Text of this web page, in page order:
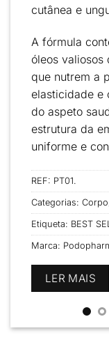
cutânea e
A fórmula
óleos valiosos
que nutrem a
elasticidade e
do aspeto
estrutura da
uniforme e
REF: PT01.
Categorias: Corpo
Etiqueta: BEST
Marca:
LER MAIS